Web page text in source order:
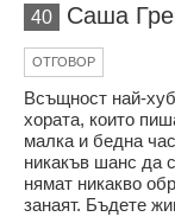
40 Саша
ОТГОВОР
Всъщност най-
хората, които
малка и бедна
никакъв шанс да
нямат никакво
занаят. Бъдете